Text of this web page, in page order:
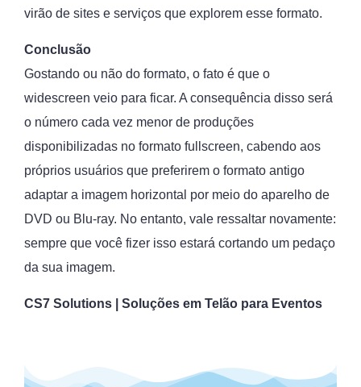
virão de sites e serviços que explorem esse formato.
Conclusão
Gostando ou não do formato, o fato é que o
widescreen veio para ficar. A consequência disso será
o número cada vez menor de produções
disponibilizadas no formato fullscreen, cabendo aos
próprios usuários que preferirem o formato antigo
adaptar a imagem horizontal por meio do aparelho de
DVD ou Blu-ray. No entanto, vale ressaltar novamente:
sempre que você fizer isso estará cortando um pedaço
da sua imagem.
CS7 Solutions | Soluções em Telão para Eventos